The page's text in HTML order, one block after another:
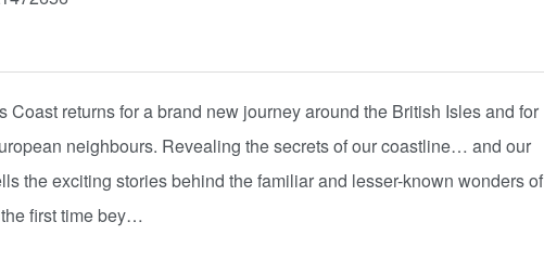
returns for a brand new journey around the British Isles and for
neighbours. Revealing the secrets of our coastline… and our
the exciting stories behind the familiar and lesser-known wonders of
first time bey…